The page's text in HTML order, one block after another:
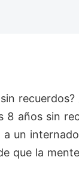
años sin
un